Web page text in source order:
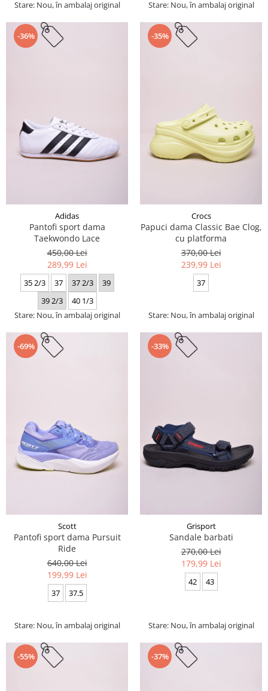
Stare: Nou, în ambalaj original Stare: Nou, în ambalaj original
-36%
Adidas
Pantofi sport dama
Taekwondo Lace
450,00 Lei
289,99 Lei
35 2/3 37 37 2/3
39
39 2/3
40 1/3
Stare: Nou, în ambalaj original
-35%
Crocs
Papuci dama Classic Bae Clog,
cu platforma
370,00 Lei
239,99 Lei
37
Stare: Nou, în ambalaj original
-69%
Scott
Pantofi sport dama Pursuit
Ride
640,00 Lei
199,99 Lei
37 37.5
Stare: Nou, în ambalaj original
-33%
Grisport
Sandale barbati
270,00 Lei
179,99 Lei
42 43
Stare: Nou, în ambalaj original
-55% -37%